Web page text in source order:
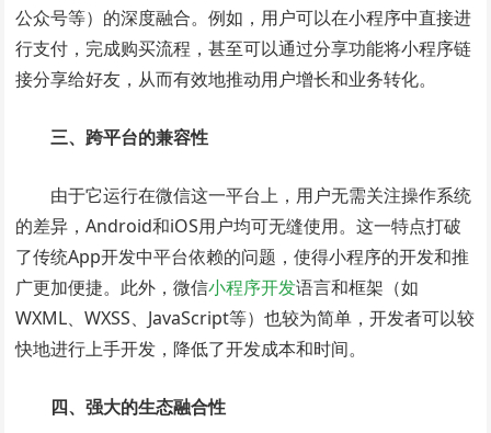
公众号等）的深度融合。例如，用户可以在小程序中直接进
行支付，完成购买流程，甚至可以通过分享功能将小程序链
接分享给好友，从而有效地推动用户增长和业务转化。
三、跨平台的兼容性
由于它运行在微信这一平台上，用户无需关注操作系统
的差异，Android和iOS用户均可无缝使用。这一特点打破
了传统App开发中平台依赖的问题，使得小程序的开发和推
广更加便捷。此外，微信小程序开发语言和框架（如
WXML、WXSS、JavaScript等）也较为简单，开发者可以较
快地进行上手开发，降低了开发成本和时间。
四、强大的生态融合性